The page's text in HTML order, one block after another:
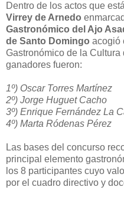
Dentro de los actos que
Virrey de Arnedo
Gastronómico del Ajo
de Santo Domingo acogió
Gastronómico de la
ganadores fueron:
1º) Oscar Torres Martínez
2º) Jorge Huguet Cacho
3º) Enrique Fernández La
4º) Marta Ródenas Pérez
Las bases del concurso
principal elemento
los 8 participantes cuyo
por el cuadro directivo y